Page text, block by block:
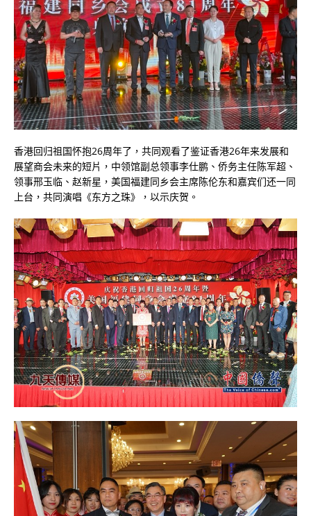
香港回归祖国怀抱26周年了，共同观看了鉴证香港26年来发展和
展望商会未来的短片，中领馆副总领事李仕鹏、侨务主任陈军超、
领事邢玉临、赵新星，美国福建同乡会主席陈伦东和嘉宾们还一同
上台，共同演唱《东方之珠》，以示庆贺。